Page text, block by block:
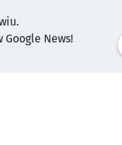
News!